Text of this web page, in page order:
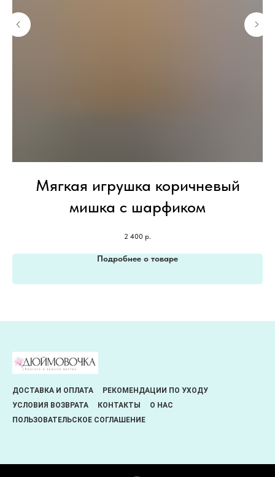
Мягкая игрушка коричневый
мишка с шарфиком
2 400 р.
Подробнее о товаре
ДОСТАВКА И ОПЛАТА
РЕКОМЕНДАЦИИ ПО УХОДУ
УСЛОВИЯ ВОЗВРАТА
КОНТАКТЫ
О НАС
ПОЛЬЗОВАТЕЛЬСКОЕ СОГЛАШЕНИЕ